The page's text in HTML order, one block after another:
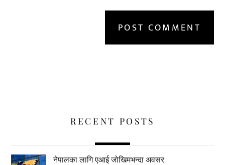
RECENT POSTS
नेपालका लागि एआई जोखिमभन्दा अवसर